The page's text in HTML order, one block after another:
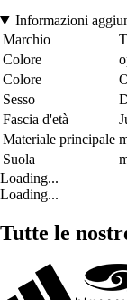
Informazioni
Marchio
Colore
Colore
Sesso
Fascia d'età
Materiale principale
Suola
Loading...
Loading...
Tutte le